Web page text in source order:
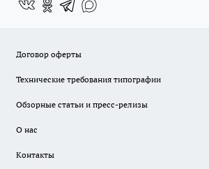
Договор оферты
Технические требования типографии
Обзорные статьи и пресс-релизы
О нас
Контакты